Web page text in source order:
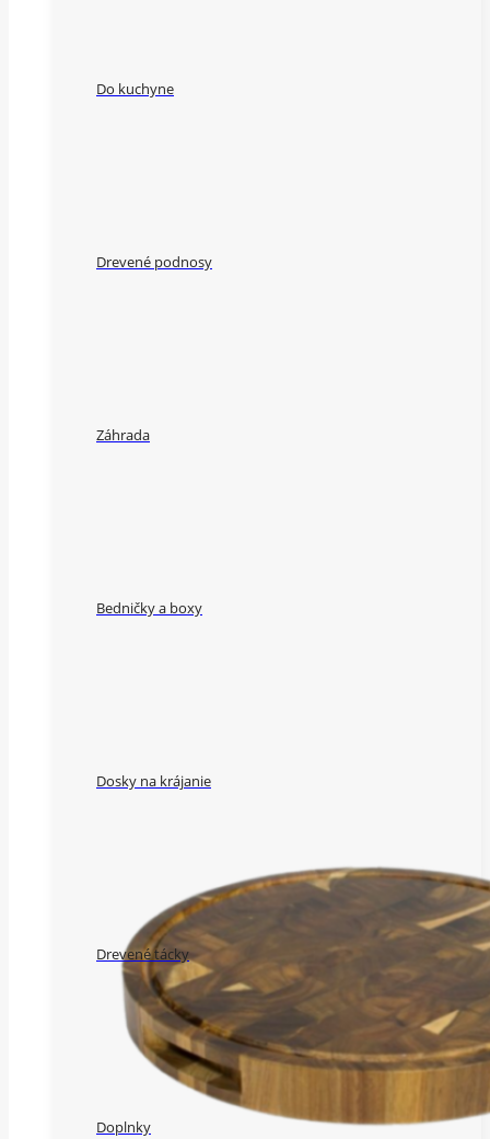
Do kuchyne
Drevené podnosy
Záhrada
Bedničky a boxy
Dosky na krájanie
Drevené tácky
Doplnky